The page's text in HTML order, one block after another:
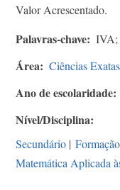
Valor Acrescentado​.
Palavras-chave IVA;
Área Ciências
Ano de escolaridade
Nível/Disciplina
Secundário |
Matemática Aplicada